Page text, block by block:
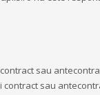
sau
sau